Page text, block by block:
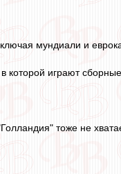
мундиали и
которой играют
тоже не